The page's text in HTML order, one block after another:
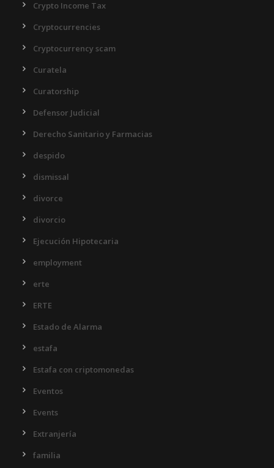
Crypto Income Tax
Cryptocurrencies
Cryptocurrency scam
Curatela
Curatorship
Defensor Judicial
Derecho Sanitario y Farmacias
despido
dismissal
divorce
divorcio
Ejecución Hipotecaria
employment
erte
ERTE
Estado de Alarma
estafa
Estafa con criptomonedas
Eventos
Events
Extranjería
familia